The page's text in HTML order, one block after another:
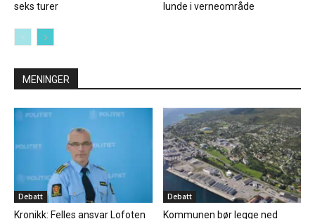
seks turer
lunde i verneområde
MENINGER
Debatt
Kronikk: Felles ansvar Lofoten
Debatt
Kommunen bør legge ned